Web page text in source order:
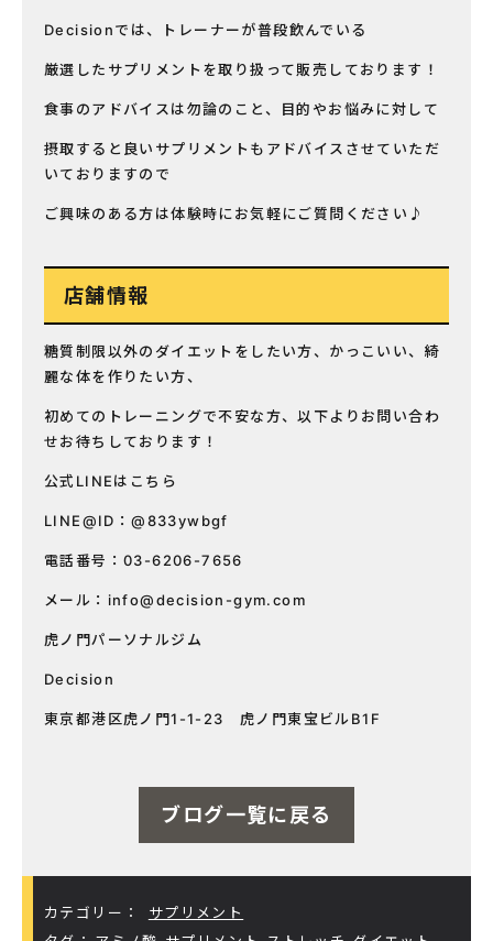
Decisionでは、トレーナーが普段飲んでいる
厳選したサプリメントを取り扱って販売しております！
食事のアドバイスは勿論のこと、目的やお悩みに対して
摂取すると良いサプリメントもアドバイスさせていただ
いておりますので
ご興味のある方は体験時にお気軽にご質問ください♪
店舗情報
糖質制限以外のダイエットをしたい方、かっこいい、綺
麗な体を作りたい方、
初めてのトレーニングで不安な方、以下よりお問い合わ
せお待ちしております！
公式LINEはこちら
LINE@ID：@833ywbgf
電話番号：03-6206-7656
メール： info@decision-gym.com
虎ノ門パーソナルジム
Decision
東京都港区虎ノ門1-1-23 虎ノ門東宝ビルB1F
ブログ一覧に戻る
カテゴリー：
サプリメント